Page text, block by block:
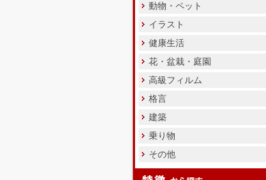
動物・ペット
イラスト
健康生活
花・盆栽・庭園
高級フィルム
格言
建築
乗り物
その他